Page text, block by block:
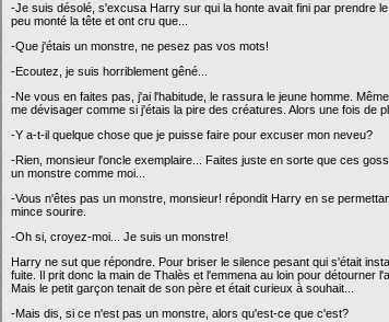
-Je suis désolé, s'excusa Harry sur qui la honte avait fini par prendre
peu monté la tête et ont cru que...
-Que j'étais un monstre, ne pesez pas vos mots!
-Ecoutez, je suis horriblement gêné...
-Ne vous en faites pas, j'ai l'habitude, le rassura le jeune homme.
me dévisager comme si j'étais la pire des créatures. Alors une fois de
-Y a-t-il quelque chose que je puisse faire pour excuser mon neveu?
-Rien, monsieur l'oncle exemplaire... Faites juste en sorte que ces
un monstre comme moi...
-Vous n'êtes pas un monstre, monsieur! répondit Harry en se
mince sourire.
-Oh si, croyez-moi... Je suis un monstre!
Harry ne sut que répondre. Pour briser le silence pesant qui s'était
fuite. Il prit donc la main de Thalès et l'emmena au loin pour détourner
Mais le petit garçon tenait de son père et était curieux à souhait...
-Mais dis, si ce n'est pas un monstre, alors qu'est-ce que c'est?